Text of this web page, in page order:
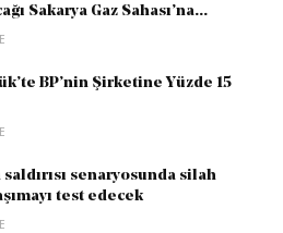
Sakarya Gaz Sahası’na...
BP’nin Şirketine Yüzde 15
saldırısı senaryosunda silah
test edecek